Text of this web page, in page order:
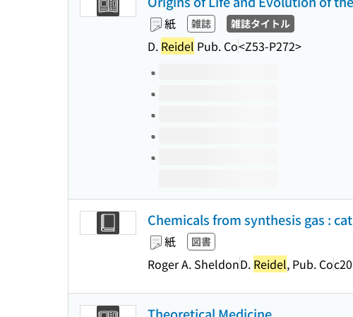
紙 雑誌 雑誌タイトル
D. Reidel Pub. Co<Z53-P272>
このタイトルの巻号
Chemicals from synthesis gas :
紙 図書
Roger A. SheldonD. Reidel, Pub. Co